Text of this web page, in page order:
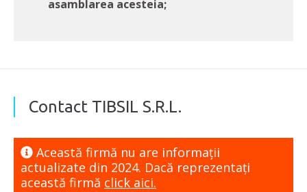
asamblarea acesteia;
Contact TIBSIL S.R.L.
Această firmă nu are informaţii
actualizate din 2024. Dacă reprezentaţi
această firmă click aici.